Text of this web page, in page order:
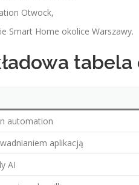
Otwock,
Smart Home okolice Warszawy.
tabela
automation
aplikacją
AI